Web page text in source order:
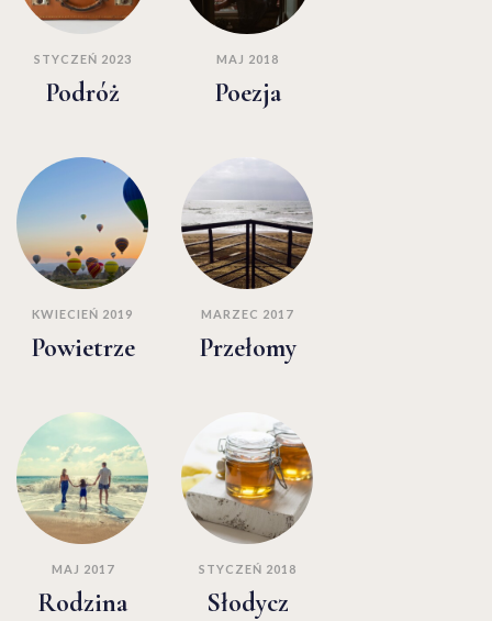
STYCZEŃ 2023
Podróż
MAJ 2018
Poezja
KWIECIEŃ 2019
Powietrze
MARZEC 2017
Przełomy
MAJ 2017
Rodzina
STYCZEŃ 2018
Słodycz